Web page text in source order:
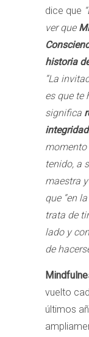
dice que
ver que
historia
“La
es que te
significa
momento
tenido, a
maestra
que “en
trata de
lado y
de
vuelto
últimos